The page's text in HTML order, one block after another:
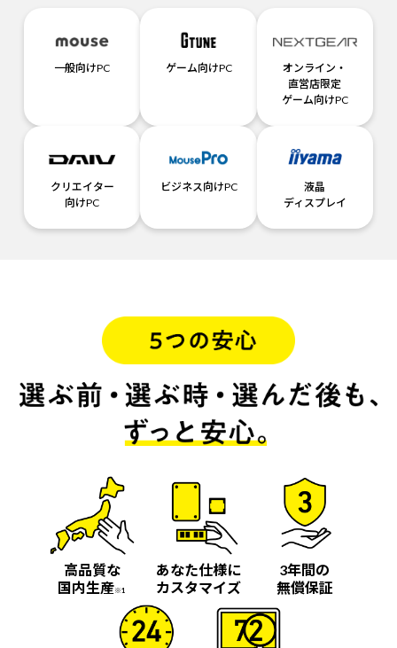
一般向けPC ゲーム向けPC
オンライン・
直営店限定
ゲーム向けPC
クリエイター
向けPC
ビジネス向けPC
液晶
ディスプレイ
高品質な
国内生産※1
あなた仕様に
カスタマイズ
3年間の
無償保証